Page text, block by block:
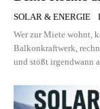
SOLAR & ENERGIE
Wer zur Miete wohnt,
Balkonkraftwerk,
und stößt irgendwann